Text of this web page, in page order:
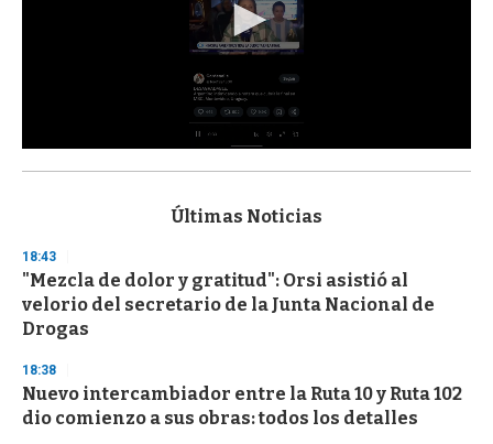
s
d
s
o
f
3
s
e
c
o
Últimas Noticias
18:43
"Mezcla de dolor y gratitud": Orsi asistió al
velorio del secretario de la Junta Nacional de
Drogas
18:38
Nuevo intercambiador entre la Ruta 10 y Ruta 102
dio comienzo a sus obras: todos los detalles